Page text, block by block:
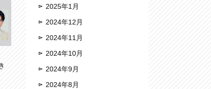
2025年1月
2024年12月
2024年11月
2024年10月
2024年9月
2024年8月